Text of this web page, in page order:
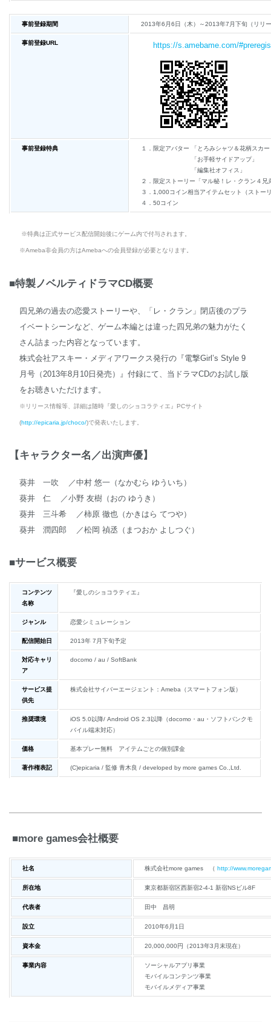
事前登録期間 2013年6月6日（木）～2013年7月下旬（リ
事前登録URL https://s.amebame.com/
事前登録特典
１．限定アバター 「とろみシャツ＆花柄スカ
「お手軽サイドアップ」
「編集社オフィス」
２．限定ストーリー「マル秘！レ・クラン４兄
３．1,000コイン相当アイテムセット（ストー
４．50コイン
※特典は正式サービス配信開始後にゲーム内で付与されます。
※Ameba非会員の方はAmebaへの会員登録が必要となります。
■特製ノベルティドラマCD概要
四兄弟の過去の恋愛ストーリーや、「レ・クラン」閉店後のプラ
イベートシーンなど、ゲーム本編とは違った四兄弟の魅力がたく
さん詰まった内容となっています。
株式会社アスキー・メディアワークス発行の『電撃Girl’s Style 9
月号（2013年8月10日発売）』付録にて、当ドラマCDのお試し版
をお聴きいただけます。
※リリース情報等、詳細は随時『愛しのショコラティエ』PCサイト
(http://epicaria.jp/choco/)で発表いたします。
【キャラクター名／出演声優】
葵井 一吹 ／中村 悠一（なかむら ゆういち）
葵井 仁 ／小野 友樹（おの ゆうき）
葵井 三斗希 ／柿原 徹也（かきはら てつや）
葵井 潤四郎 ／松岡 禎丞（まつおか よしつぐ）
■サービス概要
コンテンツ
名称
『愛しのショコラティエ』
ジャンル 恋愛シミュレーション
配信開始日 2013年 7月下旬予定
対応キャリ
ア
docomo / au / SoftBank
サービス提
供先
株式会社サイバーエージェント：Ameba（スマートフォン版）
推奨環境
iOS 5.0以降/ Android OS 2.3以降（docomo・au・ソフトバンクモ
バイル端末対応）
価格 基本プレー無料 アイテムごとの個別課金
著作権表記 (C)epicaria / 監修 青木良 / developed by more games Co.,Ltd.
■more games会社概要
社名 株式会社more games （ http://
所在地 東京都新宿区西新宿2-4-1 新宿NSビル8F
代表者 田中 昌明
設立 2010年6月1日
資本金 20,000,000円（2013年3月末現在）
事業内容
ソーシャルアプリ事業
モバイルコンテンツ事業
モバイルメディア事業